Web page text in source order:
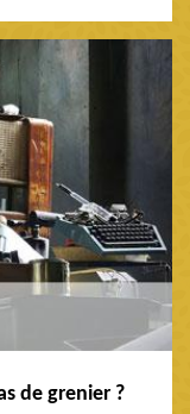
de grenier ?